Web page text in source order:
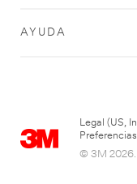
AYUDA
Legal (US,
© 3M 2026.